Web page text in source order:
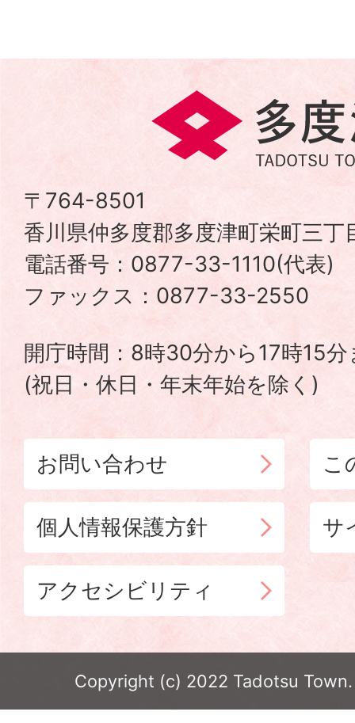
多
度
町
TADOTSU
TOWN
〒764-8501
香川県仲多度郡多度津町栄町三
電話番号：0877-33-1110(代表)
ファックス：0877-33-2550
開庁時間：8時30分から17時15分
(祝日・休日・年末年始を除く)
お問い合わせ こ
個人情報保護方針 サ
アクセシビリティ
Copyright (c) 2022 Tadotsu